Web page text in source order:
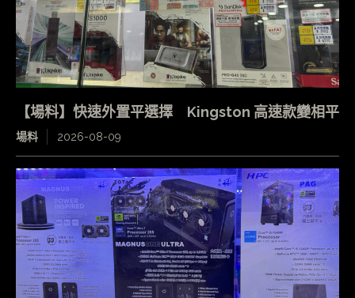
【場料】快速外置平選擇 Kingston 高速款變相平
場料 2026-08-09